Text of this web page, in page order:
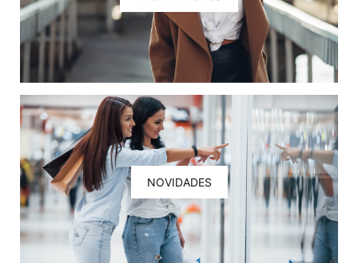
NOVIDADES